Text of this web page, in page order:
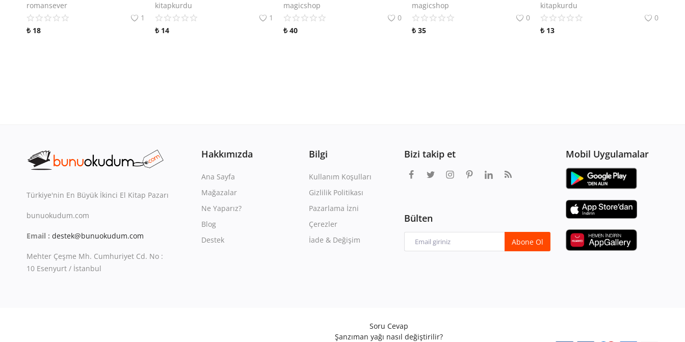
romansever
1
₺ 18
kitapkurdu
1
₺ 14
magicshop
0
₺ 40
magicshop
0
₺ 35
kitapkurdu
0
₺ 13
Türkiye'nin En Büyük İkinci El Kitap Pazarı
bunuokudum.com
Email : destek@bunuokudum.com
Mehter Çeşme Mh. Cumhuriyet Cd. No :
10 Esenyurt / İstanbul
Hakkımızda
Ana Sayfa
Mağazalar
Ne Yaparız?
Blog
Destek
Bilgi
Kullanım Koşulları
Gizlilik Politikası
Pazarlama İzni
Çerezler
İade & Değişim
Bizi takip et
Bülten
Abone Ol
Mobil Uygulamalar
Soru Cevap
Şanzıman yağı nasıl değiştirilir?